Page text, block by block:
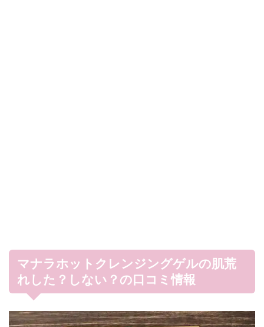
マナラホットクレンジングゲルの肌荒
れした？しない？の口コミ情報